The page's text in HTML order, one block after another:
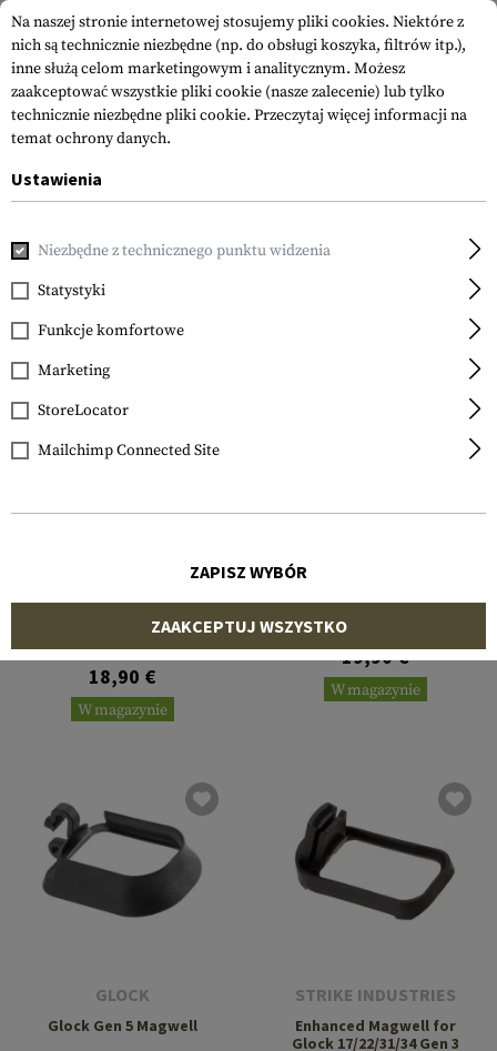
IMI DEFENSE
Grip Extension Adapter 17
to 19 for Glock
18,90 €
W magazynie
STRIKE INDUSTRIES
Enhanced Magwell for
Glock 17/22/31/34/35 Gen 4
19,90 €
W magazynie
GLOCK
Glock Gen 5 Magwell
STRIKE INDUSTRIES
Enhanced Magwell for
Glock 17/22/31/34 Gen 3
Na naszej stronie internetowej stosujemy pliki cookies. Niektóre z
nich są technicznie niezbędne (np. do obsługi koszyka, filtrów itp.),
inne służą celom marketingowym i analitycznym. Możesz
zaakceptować wszystkie pliki cookie (nasze zalecenie) lub tylko
technicznie niezbędne pliki cookie. Przeczytaj więcej informacji na
temat ochrony danych.
Ustawienia
Niezbędne z technicznego punktu widzenia
Statystyki
Funkcje komfortowe
Marketing
StoreLocator
Mailchimp Connected Site
ZAPISZ WYBÓR
ZAAKCEPTUJ WSZYSTKO